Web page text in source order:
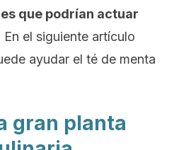
que podrían actuar
En el siguiente artículo
ayudar el té de menta
gran planta